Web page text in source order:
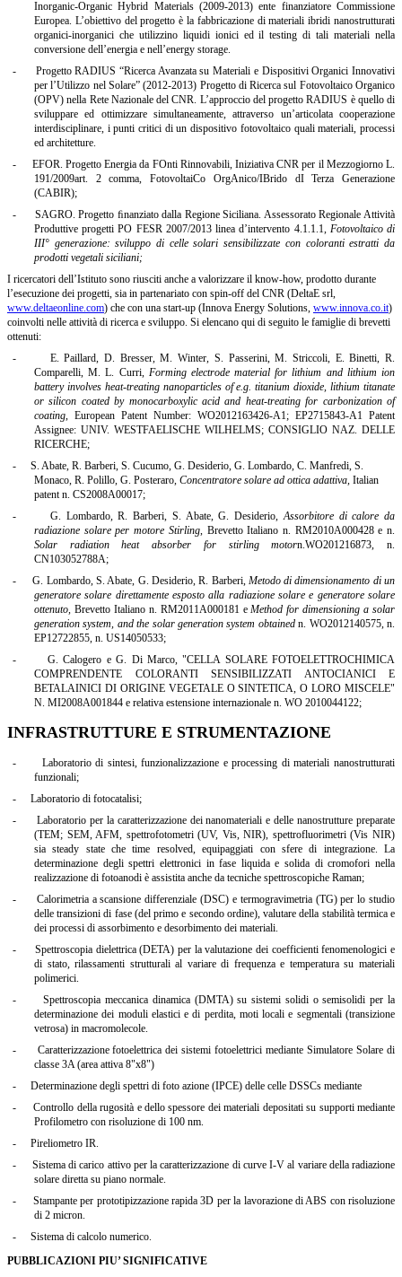
Inorganic-Organic Hybrid Materials (2009-2013) ente finanziatore Commissione
Europea. L’obiettivo del progetto è la fabbricazione di materiali ibridi nanostrutturati
organici-inorganici che utilizzino liquidi ionici ed il testing di tali materiali nella
conversione dell’energia e nell’energy storage.
-
Progetto RADIUS “Ricerca Avanzata su Materiali e Dispositivi Organici Innovativi
per l’Utilizzo nel Solare” (2012-2013) Progetto di Ricerca sul Fotovoltaico Organico
(OPV) nella Rete Nazionale del CNR. L’approccio del progetto RADIUS è quello di
sviluppare ed ottimizzare simultaneamente, attraverso un’articolata cooperazione
interdisciplinare, i punti critici di un dispositivo fotovoltaico quali materiali, processi
ed architetture.
-
EFOR. Progetto Energia da FOnti Rinnovabili, Iniziativa CNR per il Mezzogiorno L.
191/2009art. 2 comma, FotovoltaiCo OrgAnico/IBrido dI Terza Generazione
(CABIR);
-
SAGRO. Progetto ﬁnanziato dalla Regione Siciliana. Assessorato Regionale Attività
Produttive progetti PO FESR 2007/2013 linea d’intervento 4.1.1.1, Fotovoltaico di
III° generazione: sviluppo di celle solari sensibilizzate con coloranti estratti da
prodotti vegetali siciliani;
I ricercatori dell’Istituto sono riusciti anche a valorizzare il know-how, prodotto durante
l’esecuzione dei progetti, sia in partenariato con spin-off del CNR (DeltaE srl,
www.deltaeonline.com) che con una start-up (Innova Energy Solutions, www.innova.co.it)
coinvolti nelle attività di ricerca e sviluppo. Si elencano qui di seguito le famiglie di brevetti
ottenuti:
-
E. Paillard, D. Bresser, M. Winter, S. Passerini, M. Striccoli, E. Binetti, R.
Comparelli, M. L. Curri, Forming electrode material for lithium and lithium ion
battery involves heat-treating nanoparticles of e.g. titanium dioxide, lithium titanate
or silicon coated by monocarboxylic acid and heat-treating for carbonization of
coating, European Patent Number: WO2012163426-A1; EP2715843-A1 Patent
Assignee: UNIV. WESTFAELISCHE WILHELMS; CONSIGLIO NAZ. DELLE
RICERCHE;
-
S. Abate, R. Barberi, S. Cucumo, G. Desiderio, G. Lombardo, C. Manfredi, S.
Monaco, R. Polillo, G. Posteraro, Concentratore solare ad ottica adattiva, Italian
patent n. CS2008A00017;
-
G. Lombardo, R. Barberi, S. Abate, G. Desiderio,Assorbitore di calore da
radiazione solare per motore Stirling, Brevetto Italiano n. RM2010A000428 e n.
Solar radiation heat absorber for stirling motorn.WO201216873, n.
CN103052788A;
-
G. Lombardo, S. Abate, G. Desiderio, R. Barberi, Metodo di dimensionamento di un
generatore solare direttamente esposto alla radiazione solare e generatore solare
ottenuto, Brevetto Italiano n. RM2011A000181 eMethod for dimensioning a solar
generation system, and the solar generation system obtainedn. WO2012140575, n.
EP12722855, n. US14050533;
-
G. Calogero e G. Di Marco, "CELLA SOLARE FOTOELETTROCHIMICA
COMPRENDENTE COLORANTI SENSIBILIZZATI ANTOCIANICI E
BETALAINICI DI ORIGINE VEGETALE O SINTETICA, O LORO MISCELE"
N. MI2008A001844 e relativa estensione internazionale n. WO 2010044122;
INFRASTRUTTURE E STRUMENTAZIONE
-
Laboratorio di sintesi, funzionalizzazione e processing di materiali nanostrutturati
funzionali;
-
Laboratorio di fotocatalisi;
-
Laboratorio per la caratterizzazione dei nanomateriali e delle nanostrutture preparate
(TEM; SEM, AFM, spettrofotometri (UV, Vis, NIR), spettrofluorimetri (Vis NIR)
sia steady state che time resolved, equipaggiati con sfere di integrazione. La
determinazione degli spettri elettronici in fase liquida e solida di cromofori nella
realizzazione di fotoanodi è assistita anche da tecniche spettroscopiche Raman;
-
Calorimetria a scansione differenziale (DSC) e termogravimetria (TG) per lo studio
delle transizioni di fase (del primo e secondo ordine), valutare della stabilità termica e
dei processi di assorbimento e desorbimento dei materiali.
-
Spettroscopia dielettrica (DETA) per la valutazione dei coefficienti fenomenologici e
di stato, rilassamenti strutturali al variare di frequenza e temperatura su materiali
polimerici.
-
Spettroscopia meccanica dinamica (DMTA) su sistemi solidi o semisolidi per la
determinazione dei moduli elastici e di perdita, moti locali e segmentali (transizione
vetrosa) in macromolecole.
-
Caratterizzazione fotoelettrica dei sistemi fotoelettrici mediante Simulatore Solare di
classe 3A (area attiva 8"x8")
-
Determinazione degli spettri di foto azione (IPCE) delle celle DSSCs mediante
-
Controllo della rugosità e dello spessore dei materiali depositati su supporti mediante
Profilometro con risoluzione di 100 nm.
-
Pireliometro IR.
-
Sistema di carico attivo per la caratterizzazione di curve I-V al variare della radiazione
solare diretta su piano normale.
-
Stampante per prototipizzazione rapida 3D per la lavorazione di ABS con risoluzione
di 2 micron.
-
Sistema di calcolo numerico.
PUBBLICAZIONI PIU’ SIGNIFICATIVE